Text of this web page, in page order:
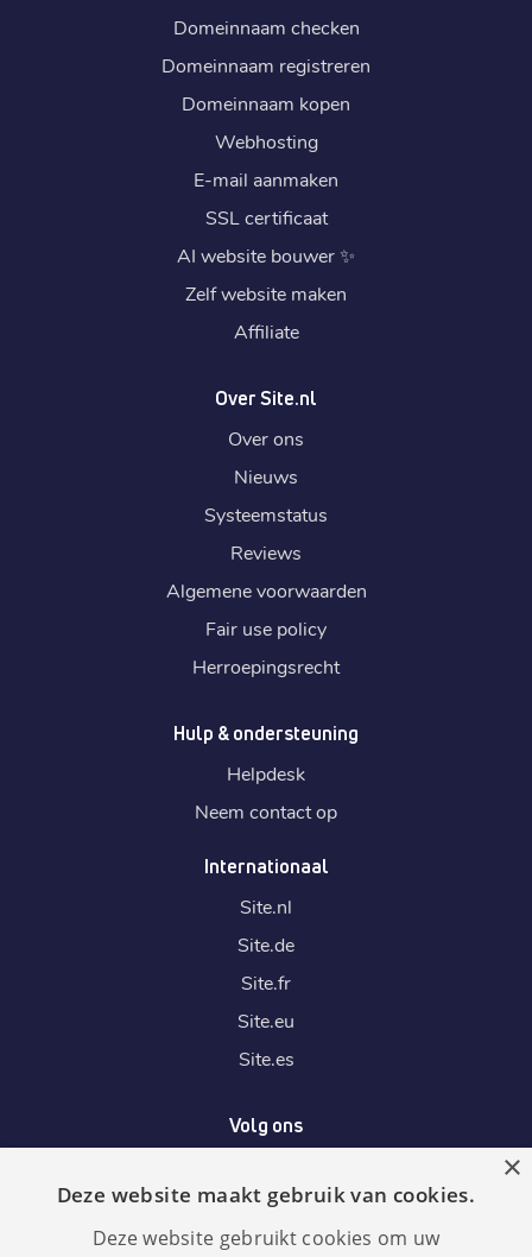
Domeinnaam checken
Domeinnaam registreren
Domeinnaam kopen
Webhosting
E-mail aanmaken
SSL certificaat
AI website bouwer✨
Zelf website maken
Affiliate
Over Site.nl
Over ons
Nieuws
Systeemstatus
Reviews
Algemene voorwaarden
Fair use policy
Herroepingsrecht
Hulp & ondersteuning
Helpdesk
Neem contact op
Internationaal
Site.nl
Site.de
Site.fr
Site.eu
Site.es
Volg ons
Wij accepteren
×
Deze website maakt gebruik van cookies.
Deze website gebruikt cookies om uw